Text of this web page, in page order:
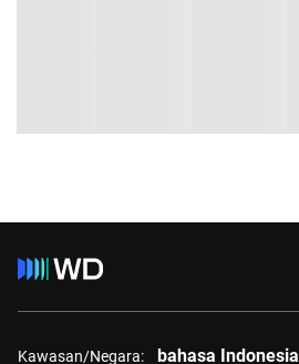
Kawasan/Negara: bahasa Indonesia